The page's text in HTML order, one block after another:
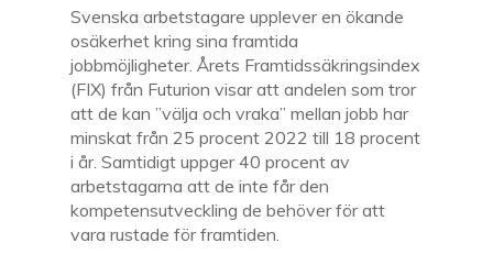
Svenska arbetstagare upplever en ökande
osäkerhet kring sina framtida
jobbmöjligheter. Årets Framtidssäkringsindex
(FIX) från Futurion visar att andelen som tror
att de kan ”välja och vraka” mellan jobb har
minskat från 25 procent 2022 till 18 procent
i år. Samtidigt uppger 40 procent av
arbetstagarna att de inte får den
kompetensutveckling de behöver för att
vara rustade för framtiden.